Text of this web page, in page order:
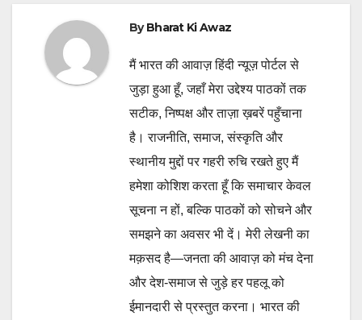
ByBharat Ki Awaz
मैं भारत की आवाज़ हिंदी न्यूज़ पोर्टल से
जुड़ा हुआ हूँ, जहाँ मेरा उद्देश्य पाठकों तक
सटीक, निष्पक्ष और ताज़ा ख़बरें पहुँचाना
है। राजनीति, समाज, संस्कृति और
स्थानीय मुद्दों पर गहरी रुचि रखते हुए मैं
हमेशा कोशिश करता हूँ कि समाचार केवल
सूचना न हों, बल्कि पाठकों को सोचने और
समझने का अवसर भी दें। मेरी लेखनी का
मक़सद है—जनता की आवाज़ को मंच देना
और देश-समाज से जुड़े हर पहलू को
ईमानदारी से प्रस्तुत करना। भारत की